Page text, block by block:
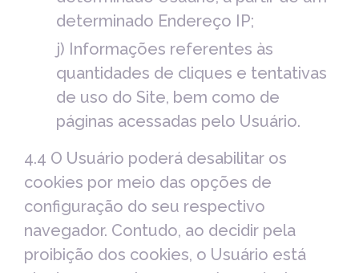
determinado Endereço IP;
j) Informações referentes às
quantidades de cliques e tentativas
de uso do Site, bem como de
páginas acessadas pelo Usuário.
4.4 O Usuário poderá desabilitar os
cookies por meio das opções de
configuração do seu respectivo
navegador. Contudo, ao decidir pela
proibição dos cookies, o Usuário está